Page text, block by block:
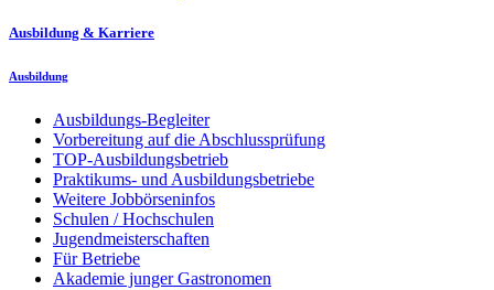
Ausbildung & Karriere
Ausbildung
Ausbildungs-Begleiter
Vorbereitung auf die Abschlussprüfung
TOP-Ausbildungsbetrieb
Praktikums- und Ausbildungsbetriebe
Weitere Jobbörseninfos
Schulen / Hochschulen
Jugendmeisterschaften
Für Betriebe
Akademie junger Gastronomen